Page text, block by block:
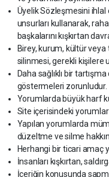
Üyelik Sözleşmesini ihlal
unsurları kullanarak,
başkalarını kışkırtan
Birey, kurum, kültür
silinmesi, gerekli kişilere
Daha sağlıklı bir
göstermeleri zorunludur.
Yorumlarda büyük harf
Site içerisindeki yorumlar
Yapılan yorumlarda
düzeltme ve silme
Herhangi bir ticari amaç
İnsanları kışkırtan,
İçeriğin konusunda